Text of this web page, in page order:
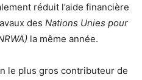
réduit l’aide financière
des Nations Unies pour
la même année.
le plus gros contributeur de